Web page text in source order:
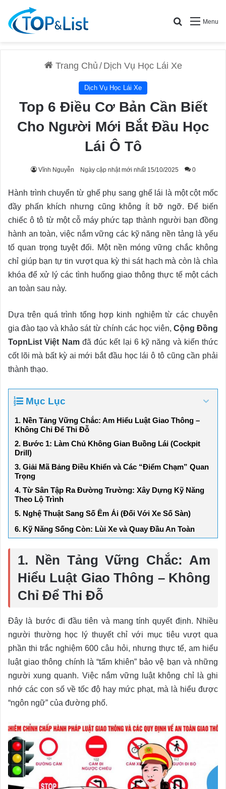
Menu
Search for
Trang Chủ / Dịch Vụ Học Lái Xe
Dịch Vụ Học Lái Xe
Top 6 Điều Cơ Bản Cần Biết
Cho Người Mới Bắt Đầu Học
Lái Ô Tô
Vĩnh Nguyễn Ngày cập nhật mới nhất 15/10/2025 0
Hành trình chuyển từ ghế phụ sang ghế lái là một cột mốc
đầy phấn khích nhưng cũng không ít bỡ ngỡ. Để biến
chiếc ô tô từ một cỗ máy phức tạp thành người bạn đồng
hành an toàn, việc nắm vững các kỹ năng nền tảng là yếu
tố quan trọng tuyệt đối. Một nền móng vững chắc không
chỉ giúp bạn tự tin vượt qua kỳ thi sát hạch mà còn là chìa
khóa để xử lý các tình huống giao thông thực tế một cách
an toàn sau này.
Dựa trên quá trình tổng hợp kinh nghiệm từ các chuyên
gia đào tạo và khảo sát từ chính các học viên, Cộng Đồng
TopnList Việt Namđã đúc kết lại 6 kỹ năng và kiến thức
cốt lõi mà bất kỳ ai mới bắt đầu học lái ô tô cũng cần phải
thành thạo.
Mục Lục
1. Nền Tảng Vững Chắc: Am Hiểu Luật Giao Thông –
Không Chỉ Để Thi Đỗ
2. Bước 1: Làm Chủ Không Gian Buồng Lái (Cockpit
Drill)
3. Giải Mã Bảng Điều Khiển và Các “Điểm Chạm” Quan
Trọng
4. Từ Sân Tập Ra Đường Trường: Xây Dựng Kỹ Năng
Theo Lộ Trình
5. Nghệ Thuật Sang Số Êm Ái (Đối Với Xe Số Sàn)
6. Kỹ Năng Sống Còn: Lùi Xe và Quay Đầu An Toàn
1. Nền Tảng Vững Chắc: Am
Hiểu Luật Giao Thông – Không
Chỉ Để Thi Đỗ
Đây là bước đi đầu tiên và mang tính quyết định. Nhiều
người thường học lý thuyết chỉ với mục tiêu vượt qua
phần thi trắc nghiệm 600 câu hỏi, nhưng thực tế, am hiểu
luật giao thông chính là “tấm khiên” bảo vệ bạn và những
người xung quanh. Việc nắm vững luật không chỉ là ghi
nhớ các con số về tốc độ hay mức phạt, mà là hiểu được
“ngôn ngữ” của đường phố.